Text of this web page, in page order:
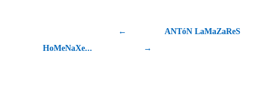
←
HoMeNaXe...
ANTóN LaMaZaReS
→